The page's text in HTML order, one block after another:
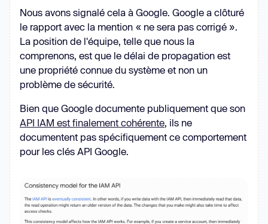
Nous avons signalé cela à Google. Google a clôturé
le rapport avec la mention « ne sera pas corrigé ».
La position de l'équipe, telle que nous la
comprenons, est que le délai de propagation est
une propriété connue du système et non un
problème de sécurité.
Bien que Google documente publiquement que son
API IAM est finalement cohérente, ils ne
documentent pas spécifiquement ce comportement
pour les clés API Google.